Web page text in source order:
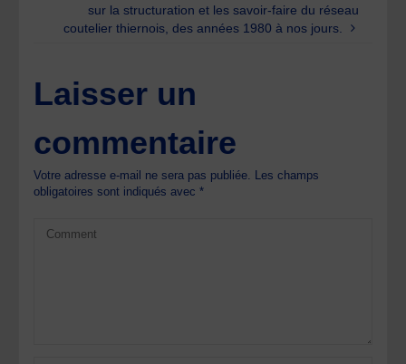
sur la structuration et les savoir-faire du réseau
coutelier thiernois, des années 1980 à nos jours.
Laisser un
commentaire
Votre adresse e-mail ne sera pas publiée. Les champs
obligatoires sont indiqués avec*